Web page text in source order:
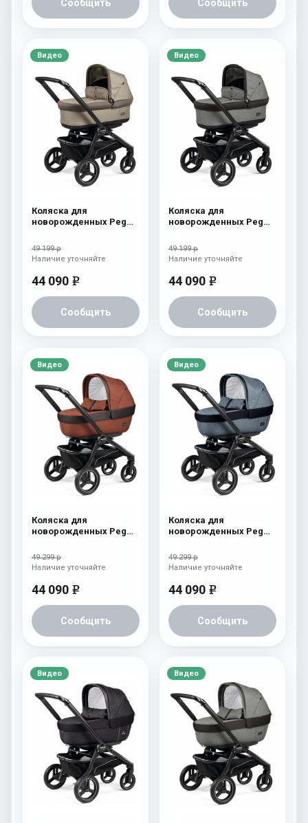
Сообщить Сообщить
Видео
Коляска для
новорожденных Peg
Cream
49 199 р
44 090 e
Сообщить
Наличие уточняйте
Видео
Коляска для
новорожденных Peg
Atmosphere
49 199 р
44 090 e
Сообщить
Наличие уточняйте
Видео
Коляска для
новорожденных Peg
Terracotta
49 299 р
44 090 e
Сообщить
Наличие уточняйте
Видео
Коляска для
новорожденных Peg
Horizon
49 299 р
44 090 e
Сообщить
Наличие уточняйте
Видео Видео